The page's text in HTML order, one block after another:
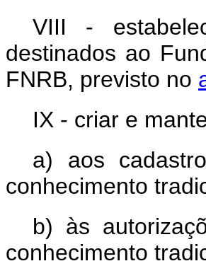
VIII -
destinados ao
FNRB, previsto no
IX - criar e
a) aos
conhecimento
b) às
conhecimento